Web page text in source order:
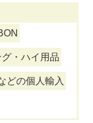
グ・ハイ用品
どの個人輸入